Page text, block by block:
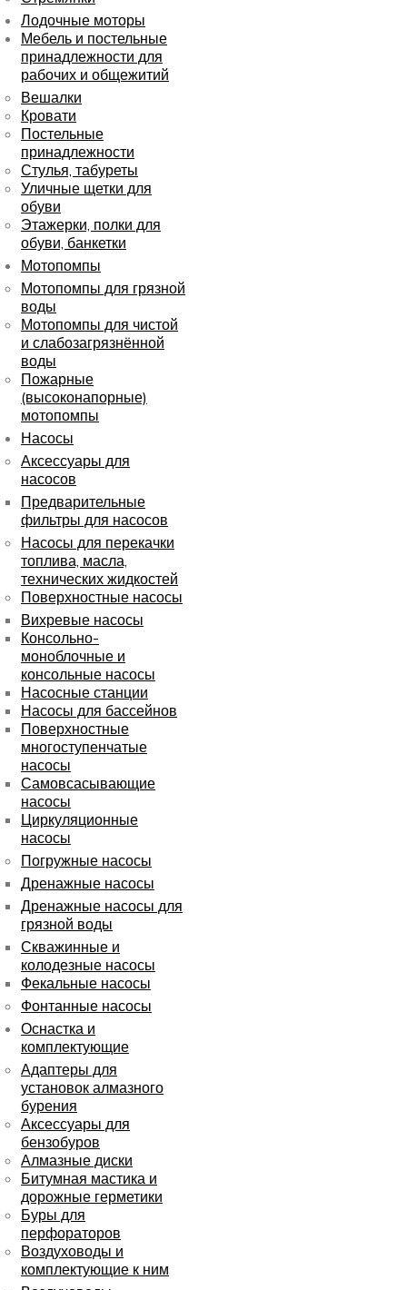
Лодочные моторы
Мебель и постельные
принадлежности для
рабочих и общежитий
Вешалки
Кровати
Постельные
принадлежности
Стулья, табуреты
Уличные щетки для
обуви
Этажерки, полки для
обуви, банкетки
Мотопомпы
Мотопомпы для грязной
воды
Мотопомпы для чистой
и слабозагрязнённой
воды
Пожарные
(высоконапорные)
мотопомпы
Насосы
Аксессуары для
насосов
Предварительные
фильтры для насосов
Насосы для перекачки
топлива, масла,
технических жидкостей
Поверхностные насосы
Вихревые насосы
Консольно-
моноблочные и
консольные насосы
Насосные станции
Насосы для бассейнов
Поверхностные
многоступенчатые
насосы
Самовсасывающие
насосы
Циркуляционные
насосы
Погружные насосы
Дренажные насосы
Дренажные насосы для
грязной воды
Скважинные и
колодезные насосы
Фекальные насосы
Фонтанные насосы
Оснастка и
комплектующие
Адаптеры для
установок алмазного
бурения
Аксессуары для
бензобуров
Алмазные диски
Битумная мастика и
дорожные герметики
Буры для
перфораторов
Воздуховоды и
комплектующие к ним